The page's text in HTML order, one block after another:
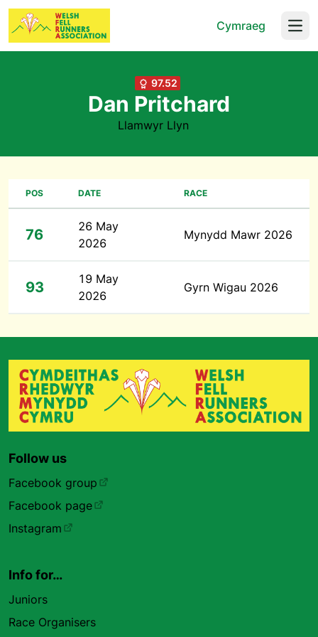
Cymraeg
97.52
Dan Pritchard
Llamwyr Llyn
POS DATE RACE
76
26 May
2026
Mynydd Mawr 2026
93
19 May
2026
Gyrn Wigau 2026
Follow us
Facebook group
Facebook page
Instagram
Info for…
Juniors
Race Organisers